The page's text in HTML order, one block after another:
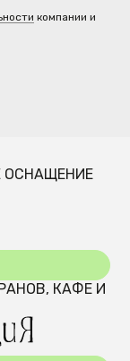
компании и
ОСНАЩЕНИЕ
КАФЕ И